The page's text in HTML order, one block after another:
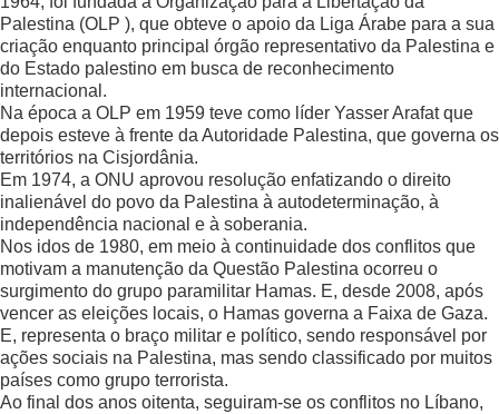
Palestina (OLP ), que obteve o apoio da Liga Árabe para a sua
criação enquanto principal órgão representativo da Palestina e
do Estado palestino em busca de reconhecimento
internacional.
Na época a OLP em 1959 teve como líder Yasser Arafat que
depois esteve à frente da Autoridade Palestina, que governa os
territórios na Cisjordânia.
Em 1974, a ONU aprovou resolução enfatizando o direito
inalienável do povo da Palestina à autodeterminação, à
independência nacional e à soberania.
Nos idos de 1980, em meio à continuidade dos conflitos que
motivam a manutenção da Questão Palestina ocorreu o
surgimento do grupo paramilitar Hamas. E, desde 2008, após
vencer as eleições locais, o Hamas governa a Faixa de Gaza.
E, representa o braço militar e político, sendo responsável por
ações sociais na Palestina, mas sendo classificado por muitos
países como grupo terrorista.
Ao final dos anos oitenta, seguiram-se os conflitos no Líbano,